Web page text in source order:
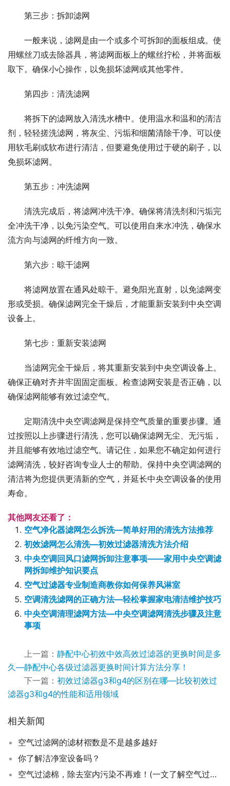
第三步：拆卸滤网
一般来说，滤网是由一个或多个可拆卸的面板组成。使
用螺丝刀或去除器具，将滤网面板上的螺丝拧松，并将面板
取下。确保小心操作，以免损坏滤网或其他零件。
第四步：清洗滤网
将拆下的滤网放入清洗水槽中。使用温水和温和的清洁
剂，轻轻搓洗滤网，将灰尘、污垢和细菌清除干净。可以使
用软毛刷或软布进行清洁，但要避免使用过于硬的刷子，以
免损坏滤网。
第五步：冲洗滤网
清洗完成后，将滤网冲洗干净。确保将清洗剂和污垢完
全冲洗干净，以免污染空气。可以使用自来水冲洗，确保水
流方向与滤网的纤维方向一致。
第六步：晾干滤网
将滤网放置在通风处晾干。避免阳光直射，以免滤网变
形或受损。确保滤网完全干燥后，才能重新安装到中央空调
设备上。
第七步：重新安装滤网
当滤网完全干燥后，将其重新安装到中央空调设备上。
确保正确对齐并牢固固定面板。检查滤网安装是否正确，以
确保滤网能够有效过滤空气。
定期清洗中央空调滤网是保持空气质量的重要步骤。通
过按照以上步骤进行清洗，您可以确保滤网无尘、无污垢，
并且能够有效地过滤空气。请记住，如果您不确定如何进行
滤网清洗，较好咨询专业人士的帮助。保持中央空调滤网的
清洁将为您提供更清新的空气，并延长中央空调设备的使用
寿命。
其他网友还看了：
空气净化器滤网怎么拆洗—简单好用的清洗方法推荐
初效滤网怎么清洗—初效过滤器清洗方法介绍
中央空调回风口滤网拆卸注意事项——家用中央空调滤
网拆卸维护知识要点
空气过滤器专业制造商教你如何保养风淋室
空调清洗滤网的正确方法—轻松掌握家电清洁维护技巧
中央空调清理滤网方法—中央空调滤网清洗步骤及注意
事项
上一篇： 静配中心初效中效高效过滤器的更换时间是多
久—静配中心各级过滤器更换时间计算方法分享！
下一篇： 初效过滤器g3和g4的区别在哪—比较初效过
滤器g3和g4的性能和适用领域
相关新闻
空气过滤网的滤材褶数是不是越多越好
你了解洁净室设备吗？
空气过滤棉，除去室内污染不再难！(一文了解空气过滤棉作用)